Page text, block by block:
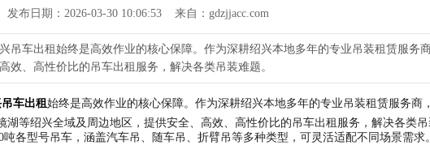
发布日期：2026-03-30 10:06:53 来自：gdzjjacc.com
车出租始终是高效作业的核心保障。作为深耕绍兴本地多年的专业吊装租赁服务
、高性价比的吊车出租服务，解决各类吊装难题。
车出租始终是高效作业的核心保障。作为深耕绍兴本地多年的专业吊装租赁服务
等绍兴全域及周边地区，提供安全、高效、高性价比的吊车出租服务，解决各类吊
各型号吊车，涵盖汽车吊、随车吊、折臂吊等多种类型，可灵活适配不同场景需